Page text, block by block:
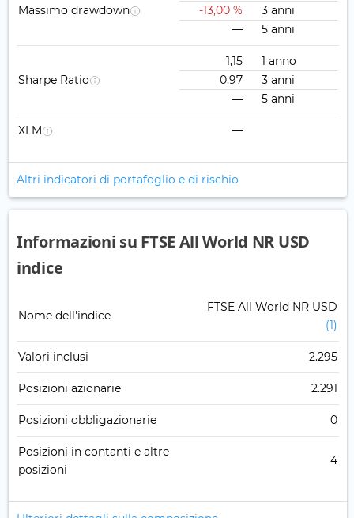
Massimo drawdown
-13,00 %
3 anni
—
5 anni
Sharpe Ratio
1,15
1 anno
0,97
3 anni
—
5 anni
XLM —
Altri indicatori di portafoglio e di rischio
Informazioni su FTSE All World NR USD
indice
Nome dell'indice
FTSE All World NR USD
(1)
Valori inclusi 2.295
Posizioni azionarie 2.291
Posizioni obbligazionarie 0
Posizioni in contanti e altre
posizioni
4